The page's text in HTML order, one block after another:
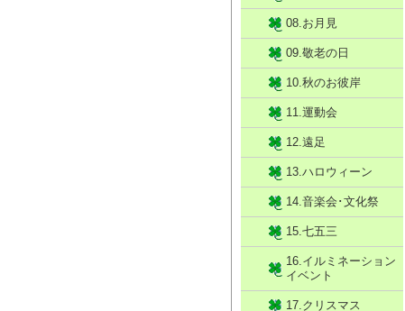
08.お月見
09.敬老の日
10.秋のお彼岸
11.運動会
12.遠足
13.ハロウィーン
14.音楽会･文化祭
15.七五三
16.イルミネーション
イベント
17.クリスマス